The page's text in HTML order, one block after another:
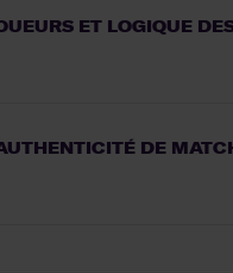
ET LOGIQUE
DE